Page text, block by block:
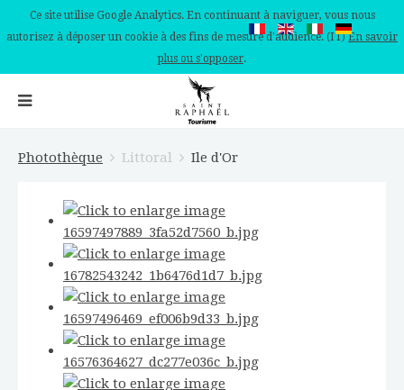
Ce site utilise Google Analytics. En continuant à naviguer, vous nous
autorisez à déposer un cookie à des fins de mesure d'audience. (IT)En savoir
plus ou s'opposer.
Photothèque Littoral Ile d'Or